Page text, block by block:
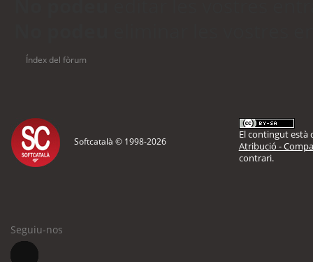
Índex del fòrum
Softcatalà © 1998-2026
El contingut està
Atribució -
contrari.
Seguiu-nos